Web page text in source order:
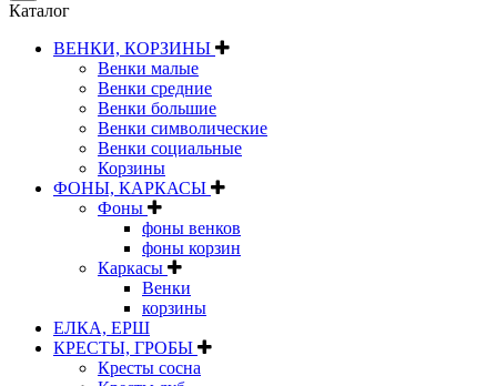
Каталог
ВЕНКИ, КОРЗИНЫ
Венки малые
Венки средние
Венки большие
Венки символические
Венки социальные
Корзины
ФОНЫ, КАРКАСЫ
Фоны
фоны венков
фоны корзин
Каркасы
Венки
корзины
ЕЛКА, ЕРШ
КРЕСТЫ, ГРОБЫ
Кресты сосна